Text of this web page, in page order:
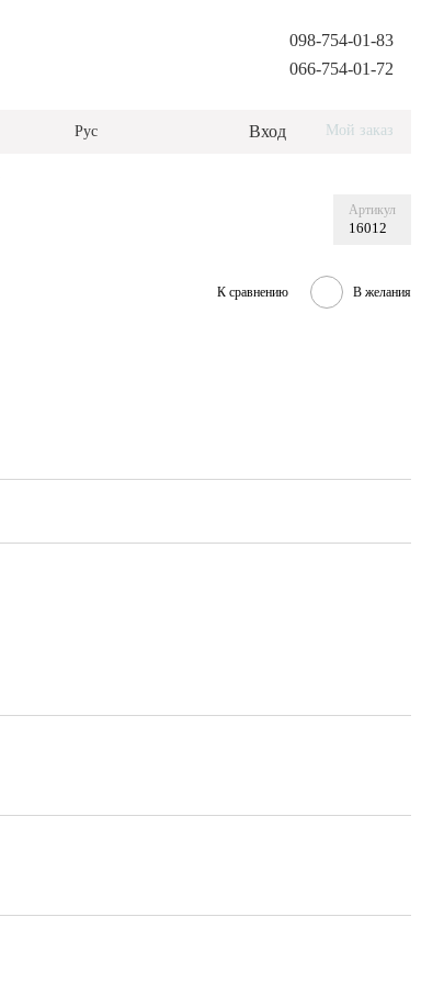
098-754-01-83
066-754-01-72
Рус Вход Мой заказ
Артикул
16012
К сравнению В желания